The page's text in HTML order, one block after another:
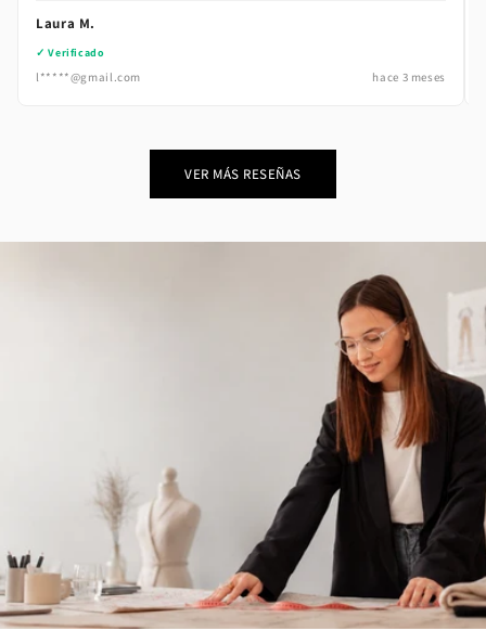
Laura M.
✓ Verificado
l*****@gmail.com hace 3 meses
VER MÁS RESEÑAS